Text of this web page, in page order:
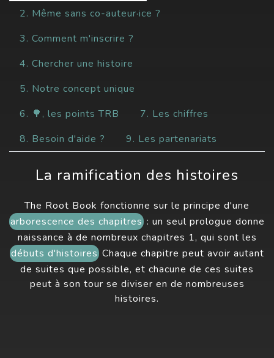
2. Même sans co-auteur·ice ?
3. Comment m'inscrire ?
4. Chercher une histoire
5. Notre concept unique
6. 🌳, les points TRB
7. Les chiffres
8. Besoin d'aide ?
9. Les partenariats
La ramification des histoires
The Root Book fonctionne sur le principe d'une
arborescence des chapitres : un seul prologue donne
naissance à de nombreux chapitres 1, qui sont les
débuts d'histoires Chaque chapitre peut avoir autant
de suites que possible, et chacune de ces suites
peut à son tour se diviser en de nombreuses
histoires.